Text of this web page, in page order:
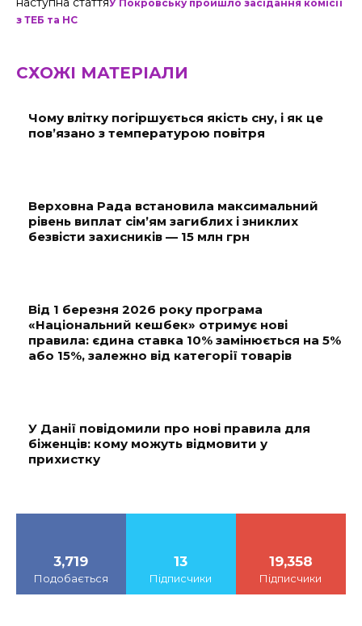
У Покровську пройшло засідання комісії
з ТЕБ та НС
СХОЖІ МАТЕРІАЛИ
Чому влітку погіршується якість сну, і як це
пов’язано з температурою повітря
Верховна Рада встановила максимальний
рівень виплат сім’ям загиблих і зниклих
безвісти захисників — 15 млн грн
Від 1 березня 2026 року програма
«Національний кешбек» отримує нові
правила: єдина ставка 10% замінюється на 5%
або 15%, залежно від категорії товарів
У Данії повідомили про нові правила для
біженців: кому можуть відмовити у
прихистку
3,719
Подобається
13
Підписчики
19,358
Підписчики